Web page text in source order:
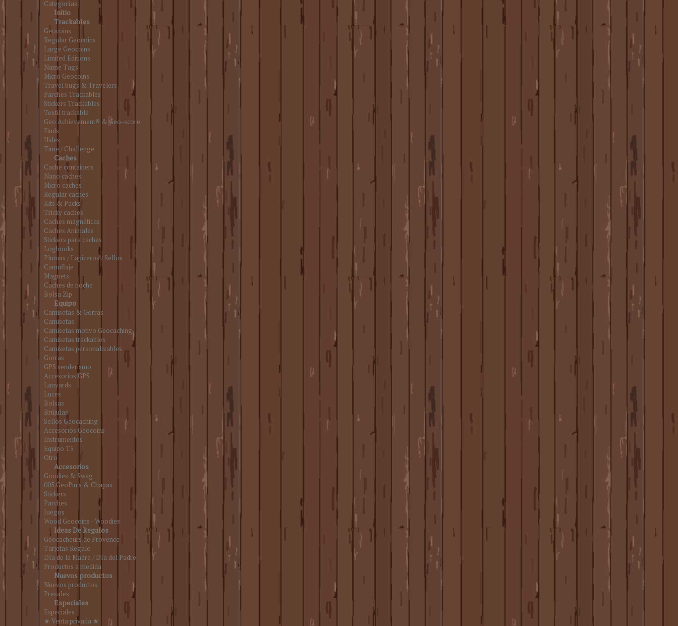
Categorías
Initio
Trackables
Geocoins
Regular Geocoins
Large Geocoins
Limited Editions
Name Tags
Micro Geocoins
Travel bugs & Travelers
Parches Trackables
Stickers Trackables
Textil trackable
Geo Achievement® & Geo-score
Finds
Hides
Time / Challenge
Caches
Cache containers
Nano caches
Micro caches
Regular caches
Kits & Packs
Tricky caches
Caches magnéticas
Caches Animales
Stickers para caches
Logbooks
Plumas / Lapiceros / Sellos
Camuflaje
Magnets
Caches de noche
Bolsa Zip
Equipo
Camisetas & Gorras
Camisetas
Camisetas motivo Geocaching
Camisetas trackables
Camisetas personalizables
Gorras
GPS senderismo
Accesorios GPS
Lanyards
Luces
Bolsas
Brújulas
Sellos Geocaching
Accesorios Geocoins
Instrumentos
Equipo T5
Otro
Accesorios
Goodies & Swag
005.GeoPin's & Chapas
Stickers
Parches
Juegos
Wood Geocoins - Woodies
Ideas De Regalos
Géocacheurs de Provence
Tarjetas Regalo
Día de la Madre / Día del Padre
Productos a medida
Nuevos productos
Nuevos productos
Presales
Especiales
Especiales
★ Venta privada ★